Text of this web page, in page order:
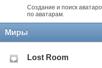
Создание и поиск
по аватарам.
Миры
Lost Room